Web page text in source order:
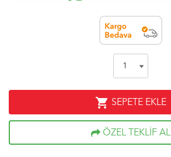
shopping_cart SEPETE EKLE
ÖZEL TEKLİF AL